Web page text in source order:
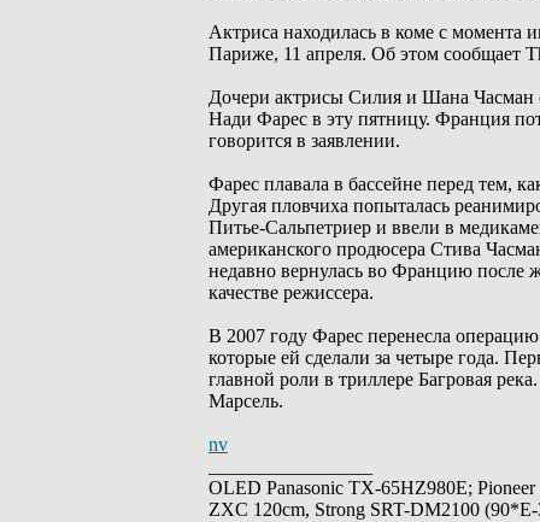
Актриса находилась в коме с
Париже, 11 апреля. Об этом сообщает
Дочери актрисы Силия и Шана Часман
Нади Фарес в эту пятницу. Франция
говорится в заявлении.
Фарес плавала в бассейне перед тем,
Другая пловчиха попыталась
Питье-Сальпетриер и ввели в
американского продюсера Стива
недавно вернулась во Францию
качестве режиссера.
В 2007 году Фарес перенесла
которые ей сделали за четыре года.
главной роли в триллере Багровая
Марсель.
nv
OLED Panasonic TX-65HZ980E;
ZXC 120cm, Strong SRT-DM2100